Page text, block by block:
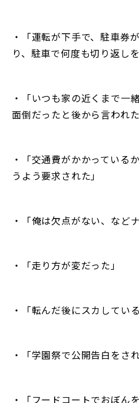
・「運転が下手で、駐車券
り、駐車で何度も切り返し
・「いつも家の近くまで一
面倒だったと後から言われた
・「交通費がかかっている
うよう要求された」
・「俺は欠点がない、など
・「走り方が変だった」
・「転んだ後にスカしている
・「学園祭で公開告白をされ
・「フードコートでおぼん